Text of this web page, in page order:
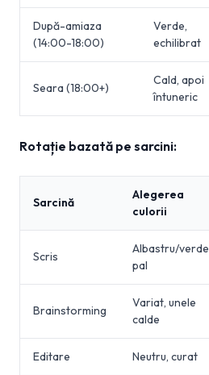
După-amiaza
(14:00-18:00)
Verde,
echilibrat
Seara (18:00+)
Cald, apoi
întuneric
Rotație bazată pe sarcini:
Sarcină
Alegerea
culorii
Scris
Albastru/verde
pal
Brainstorming
Variat, unele
calde
Editare Neutru, curat